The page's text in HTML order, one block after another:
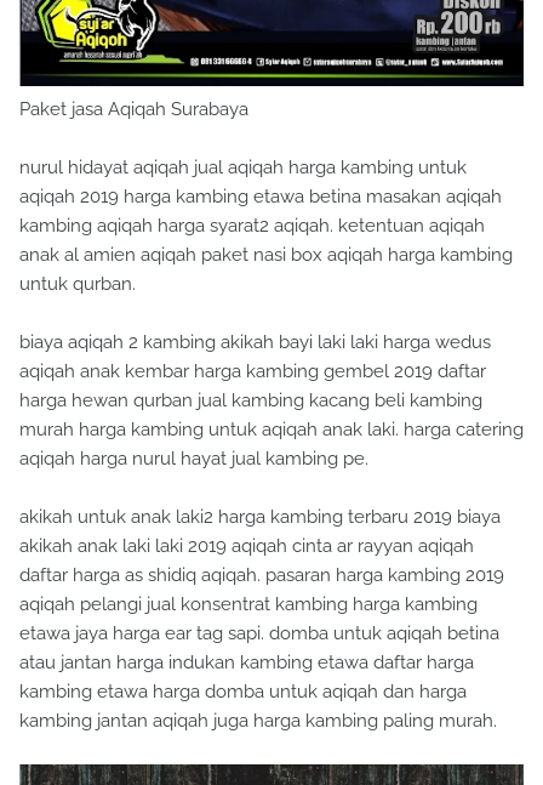
Paket jasa Aqiqah Surabaya
nurul hidayat aqiqah jual aqiqah harga kambing untuk
aqiqah 2019 harga kambing etawa betina masakan aqiqah
kambing aqiqah harga syarat2 aqiqah. ketentuan aqiqah
anak al amien aqiqah paket nasi box aqiqah harga kambing
untuk qurban.
biaya aqiqah 2 kambing akikah bayi laki laki harga wedus
aqiqah anak kembar harga kambing gembel 2019 daftar
harga hewan qurban jual kambing kacang beli kambing
murah harga kambing untuk aqiqah anak laki. harga catering
aqiqah harga nurul hayat jual kambing pe.
akikah untuk anak laki2 harga kambing terbaru 2019 biaya
akikah anak laki laki 2019 aqiqah cinta ar rayyan aqiqah
daftar harga as shidiq aqiqah. pasaran harga kambing 2019
aqiqah pelangi jual konsentrat kambing harga kambing
etawa jaya harga ear tag sapi. domba untuk aqiqah betina
atau jantan harga indukan kambing etawa daftar harga
kambing etawa harga domba untuk aqiqah dan harga
kambing jantan aqiqah juga harga kambing paling murah.